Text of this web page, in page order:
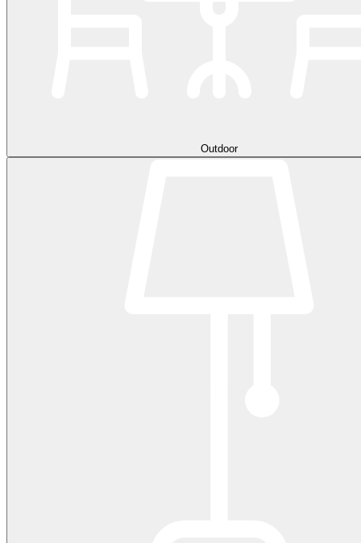
Outdoor